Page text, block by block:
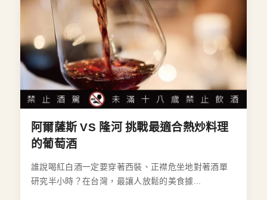
阿爾薩斯 VS 隆河 挑戰最適合熱炒料理
的葡萄酒
誰說喝紅白酒一定要穿著西裝、正襟危坐地對著酒單
研究半小時？在台灣，最讓人放鬆的美食據...